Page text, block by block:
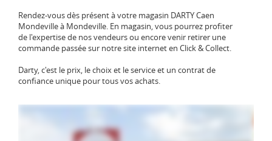
Rendez-vous dès présent à votre magasin DARTY Caen
Mondeville à Mondeville. En magasin, vous pourrez profiter
de l'expertise de nos vendeurs ou encore venir retirer une
commande passée sur notre site internet en Click & Collect.
Darty, c'est le prix, le choix et le service et un contrat de
confiance unique pour tous vos achats.